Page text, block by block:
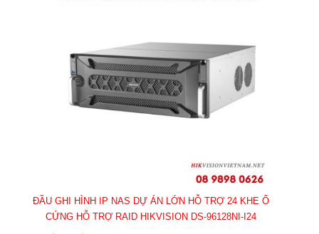
ĐẦU GHI HÌNH IP NAS DỰ ÁN LỚN HỖ TRỢ 24 KHE Ổ
CỨNG HỖ TRỢ RAID HIKVISION DS-96128NI-I24